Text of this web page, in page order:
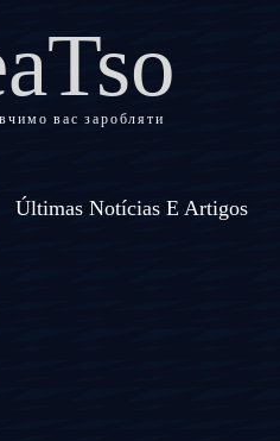
вас заробляти
Últimas Notícias E Artigos